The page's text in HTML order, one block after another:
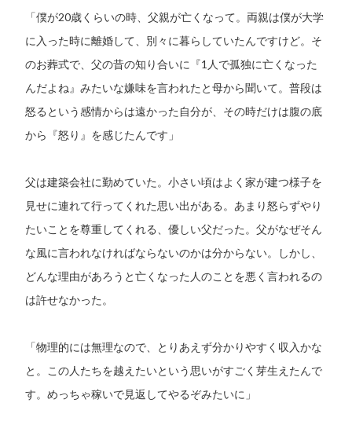
「僕が20歳くらいの時、父親が亡くなって。両親は僕が大学
に入った時に離婚して、別々に暮らしていたんですけど。そ
のお葬式で、父の昔の知り合いに『1人で孤独に亡くなった
んだよね』みたいな嫌味を言われたと母から聞いて。普段は
怒るという感情からは遠かった自分が、その時だけは腹の底
から『怒り』を感じたんです」
父は建築会社に勤めていた。小さい頃はよく家が建つ様子を
見せに連れて行ってくれた思い出がある。あまり怒らずやり
たいことを尊重してくれる、優しい父だった。父がなぜそん
な風に言われなければならないのかは分からない。しかし、
どんな理由があろうと亡くなった人のことを悪く言われるの
は許せなかった。
「物理的には無理なので、とりあえず分かりやすく収入かな
と。この人たちを越えたいという思いがすごく芽生えたんで
す。めっちゃ稼いで見返してやるぞみたいに」